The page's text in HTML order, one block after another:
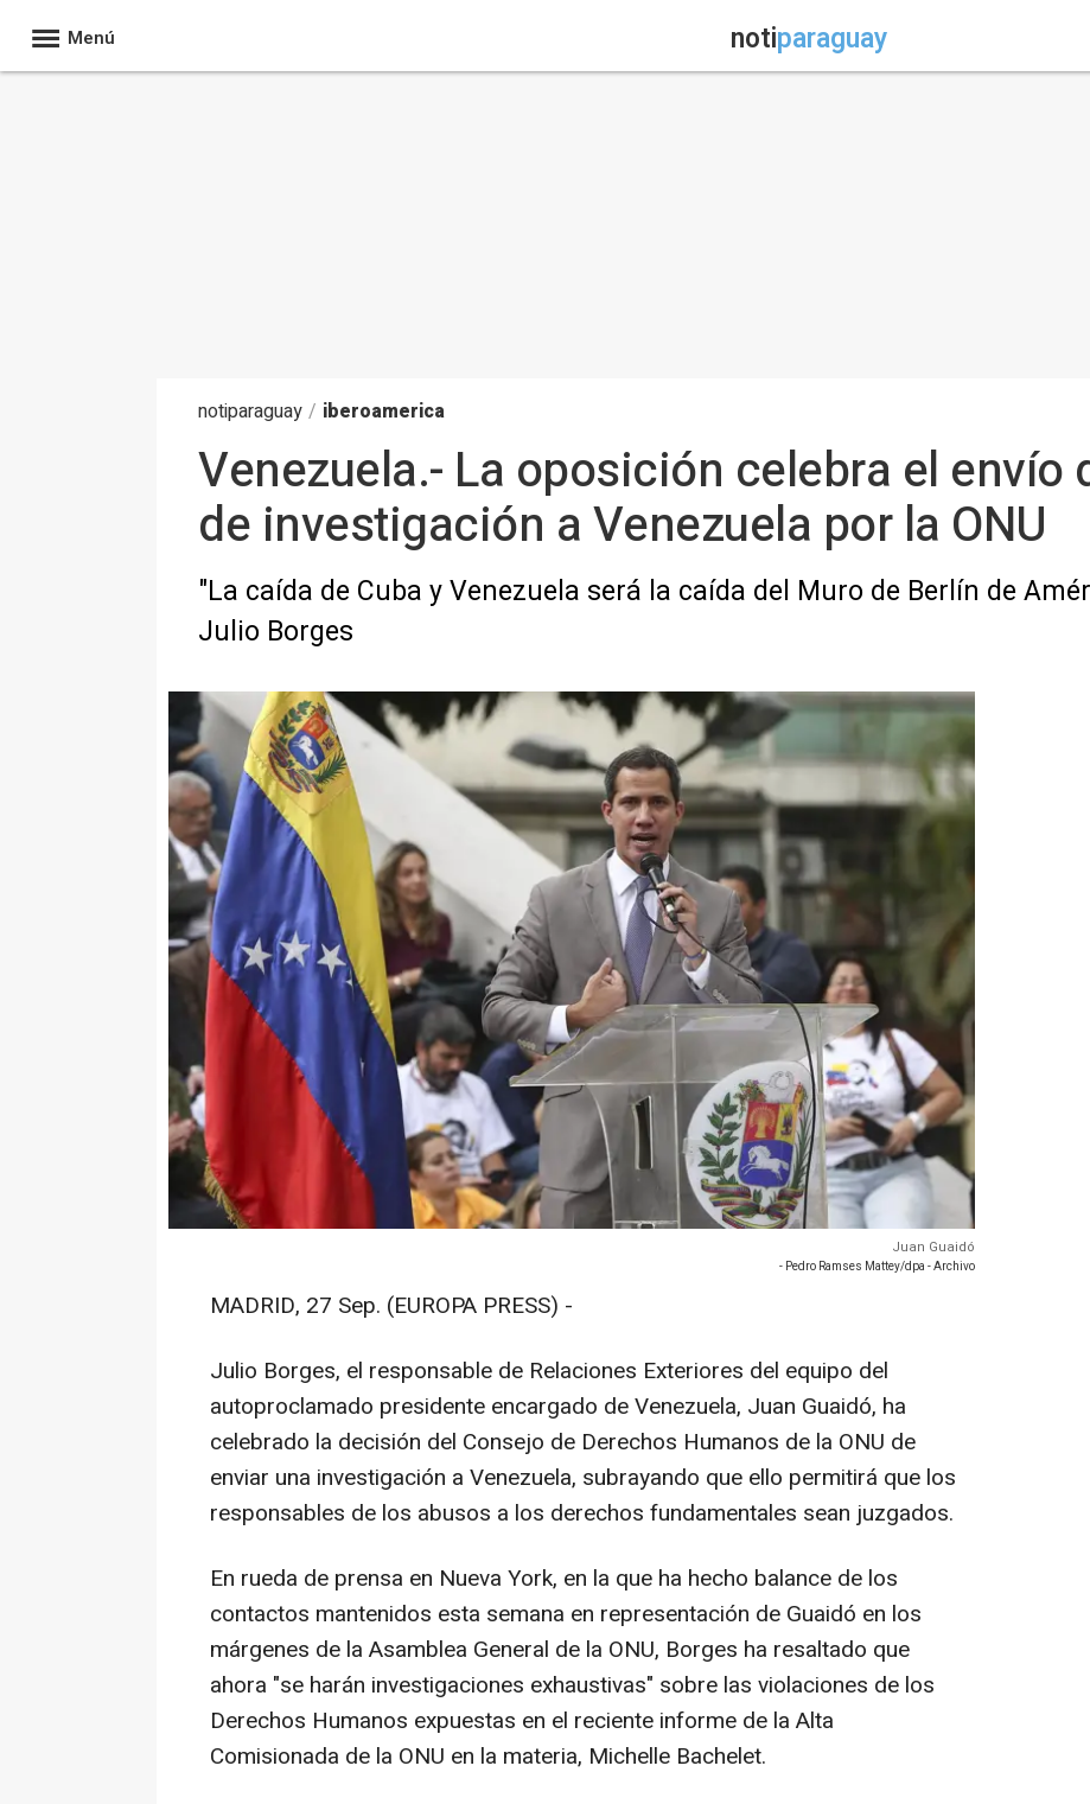
Menú notiparaguay
notiparaguay / iberoamerica
Venezuela.- La oposición celebra el envío
de investigación a Venezuela por la ONU
"La caída de Cuba y Venezuela será la caída del Muro de Berlín de
Julio Borges
Juan Guaidó
- Pedro Ramses Mattey/dpa - Archivo
MADRID, 27 Sep. (EUROPA PRESS) -
Julio Borges, el responsable de Relaciones Exteriores del equipo del
autoproclamado presidente encargado de Venezuela, Juan Guaidó, ha
celebrado la decisión del Consejo de Derechos Humanos de la ONU de
enviar una investigación a Venezuela, subrayando que ello permitirá que los
responsables de los abusos a los derechos fundamentales sean juzgados.
En rueda de prensa en Nueva York, en la que ha hecho balance de los
contactos mantenidos esta semana en representación de Guaidó en los
márgenes de la Asamblea General de la ONU, Borges ha resaltado que
ahora "se harán investigaciones exhaustivas" sobre las violaciones de los
Derechos Humanos expuestas en el reciente informe de la Alta
Comisionada de la ONU en la materia, Michelle Bachelet.